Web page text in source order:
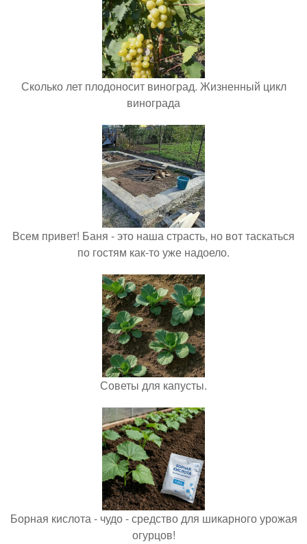
Сколько лет плодоносит виноград. Жизненный цикл
винограда
Всем привет! Баня - это наша страсть, но вот таскаться
по гостям как-то уже надоело.
Советы для капусты.
Борная кислота - чудо - средство для шикарного урожая
огурцов!